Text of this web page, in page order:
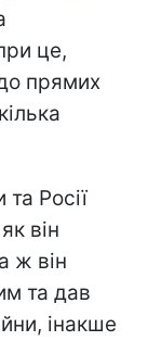
це,
прямих
Росії
він
ж він
та дав
інакше